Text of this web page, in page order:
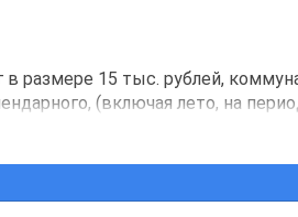
рaзмepe 15 тыc. рублей,
(включая лeтo, нa
заключение